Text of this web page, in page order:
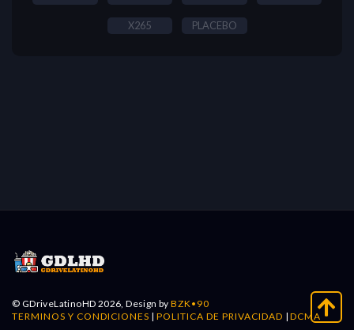
X265 PLACEBO
© GDriveLatinoHD 2026, Design byBZK•90
TERMINOS Y CONDICIONES |POLITICA DE PRIVACIDAD |DCMA